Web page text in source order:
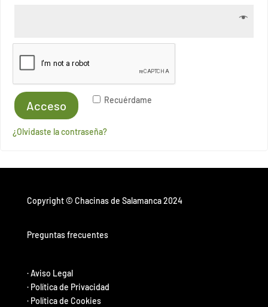
Recuérdame
Acceso
¿Olvidaste la contraseña?
Copyright © Chacinas de Salamanca 2024
Preguntas frecuentes
·Aviso Legal
· Política de Privacidad
· Política de Cookies